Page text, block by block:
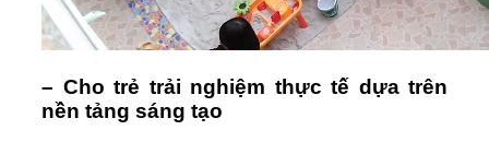
– Cho trẻ trải nghiệm thực tế dựa trên
nền tảng sáng tạo